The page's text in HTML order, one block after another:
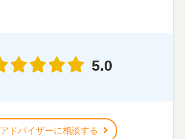
5.0
アドバイザーに相談する